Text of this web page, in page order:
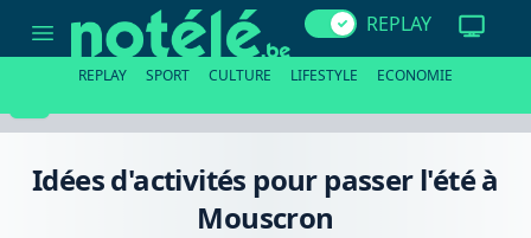
d'activités
Mouscron
REPLAY
REPLAY SPORT CULTURE LIFESTYLE ECONOMIE
Idées d'activités pour passer l'été à
Mouscron